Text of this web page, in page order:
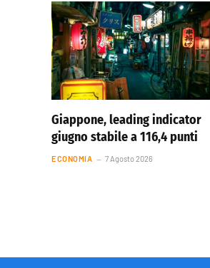
Giappone, leading indicator
giugno stabile a 116,4 punti
ECONOMIA 7 Agosto 2026